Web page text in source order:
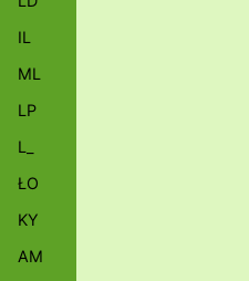
IL
ML
LP
L_
ŁO
KY
AM